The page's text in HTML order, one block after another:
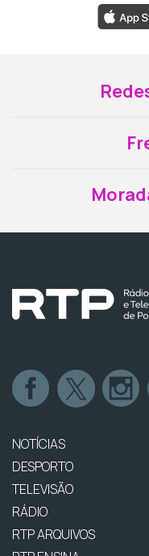
NOTÍCIAS
DESPORTO
TELEVISÃO
RÁDIO
RTP ARQUIVOS